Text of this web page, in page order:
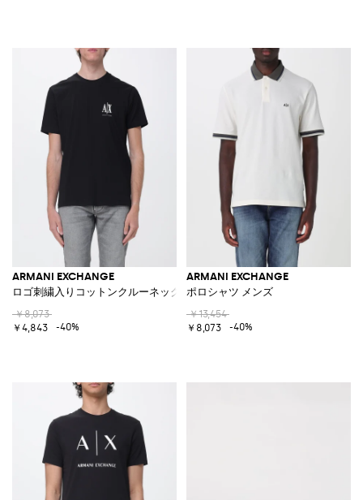
ARMANI EXCHANGE
ロゴ刺繍入りコットンクルーネックTシャツ
￥8,073
￥4,843
-40%
ARMANI EXCHANGE
ポロシャツ メンズ
￥13,454
￥8,073
-40%